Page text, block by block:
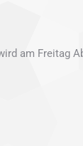
am Freitag